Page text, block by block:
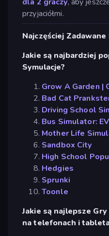
przyjaciółmi.
Najczęściej
Jakie są najbardziej
Symulacje?
Grow A Garden |
Bad Cat
Driving School
Bus Simulator:
Mother Life
Sandbox City
High School
Hedgies
Sprunki
Toonle
Jakie są najlepsze
na telefonach i